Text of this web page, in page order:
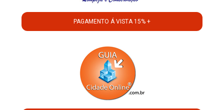
PAGAMENTO Á VISTA 15% +